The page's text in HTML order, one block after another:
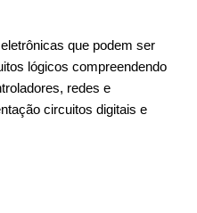
que podem ser
lógicos compreendendo
redes e
circuitos digitais e